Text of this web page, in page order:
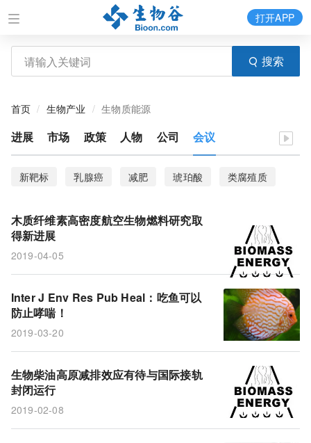
搜索
打开APP
首页 生物产业 生物质能源
进展 市场 政策 人物 公司 会议
新靶标 乳腺癌 减肥 琥珀酸
类腐殖质
生物柴油
航空生物燃料
木质纤维素高密度航空生物燃料研究取
得新进展
2019-04-05
Inter J Env Res Pub Heal：吃鱼可以
防止哮喘！
2019-03-20
生物柴油高原减排效应有待与国际接轨
封闭运行
2019-02-08